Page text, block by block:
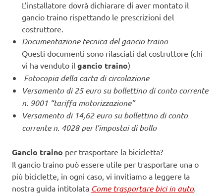
L’installatore dovrà dichiarare di aver montato il
gancio traino rispettando le prescrizioni del
costruttore.
Documentazione tecnica del gancio traino
Questi documenti sono rilasciati dal costruttore (chi
vi ha venduto il gancio traino)
Fotocopia della carta di circolazione
Versamento di 25 euro su bollettino di conto corrente
n. 9001 “tariffa motorizzazione”
Versamento di 14,62 euro su bollettino di conto
corrente n. 4028 per l’impostai di bollo
Gancio traino per trasportare la bicicletta?
Il gancio traino può essere utile per trasportare una o
più biciclette, in ogni caso, vi invitiamo a leggere la
nostra guida intitolata Come trasportare bici in auto.